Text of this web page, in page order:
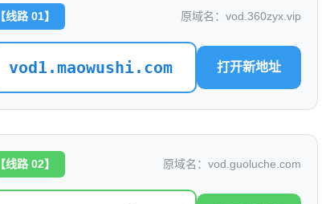
地区：中国大陆
类型：
语言： 汉语普通话
导演：
主演：
【线路 01】 原域名：vod.360zyx.vip
vod1.maowushi.com 打开新地址
【线路 02】 原域名：vod.guoluche.com